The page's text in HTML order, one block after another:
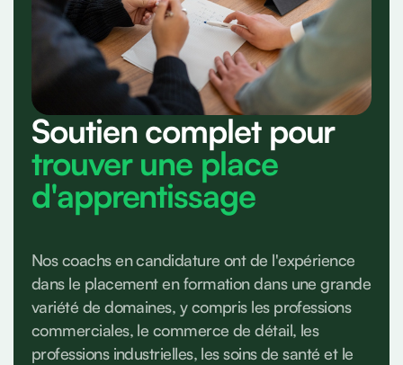
Soutien complet pour
trouver une place
d'apprentissage
Nos coachs en candidature ont de l'expérience
dans le placement en formation dans une grande
variété de domaines, y compris les professions
commerciales, le commerce de détail, les
professions industrielles, les soins de santé et le